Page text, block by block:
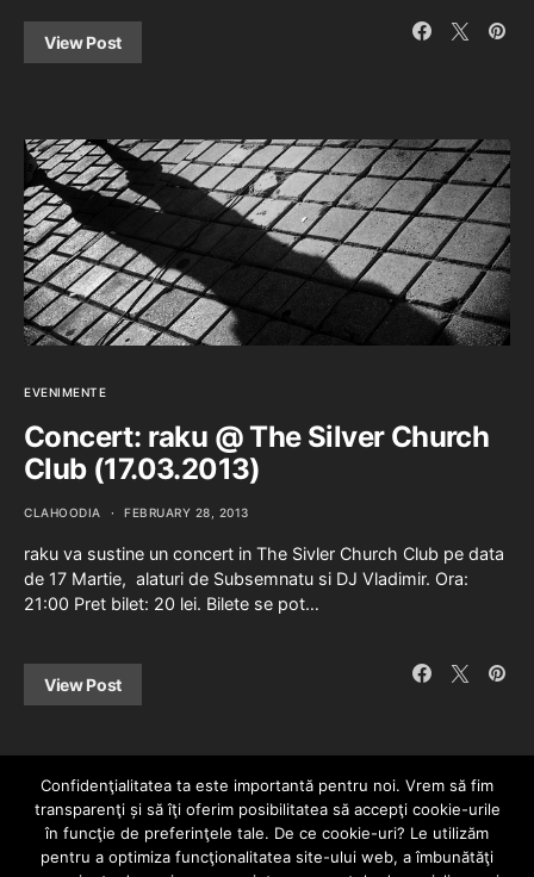
View Post
EVENIMENTE
Concert: raku @ The Silver Church
Club (17.03.2013)
CLAHOODIA FEBRUARY 28, 2013
raku va sustine un concert in The Sivler Church Club pe data
de 17 Martie, alaturi de Subsemnatu si DJ Vladimir. Ora:
21:00 Pret bilet: 20 lei. Bilete se pot…
View Post
Confidenţialitatea ta este importantă pentru noi. Vrem să fim
transparenţi și să îţi oferim posibilitatea să accepţi cookie-urile
în funcţie de preferinţele tale. De ce cookie-uri? Le utilizăm
pentru a optimiza funcţionalitatea site-ului web, a îmbunătăţi